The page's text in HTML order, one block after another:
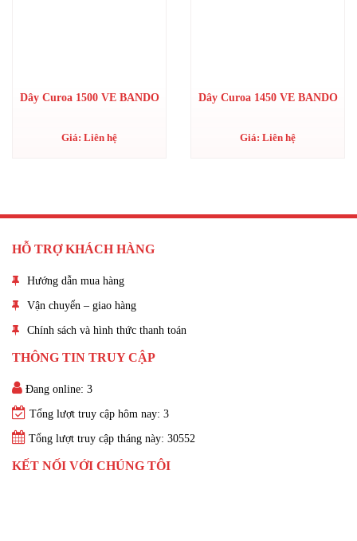
Dây Curoa 1500 VE BANDO
Giá: Liên hệ
Dây Curoa 1450 VE BANDO
Giá: Liên hệ
HỖ TRỢ KHÁCH HÀNG
Hướng dẫn mua hàng
Vận chuyển – giao hàng
Chính sách và hình thức thanh toán
THÔNG TIN TRUY CẬP
Đang online: 3
Tổng lượt truy cập hôm nay: 3
Tổng lượt truy cập tháng này: 30552
KẾT NỐI VỚI CHÚNG TÔI